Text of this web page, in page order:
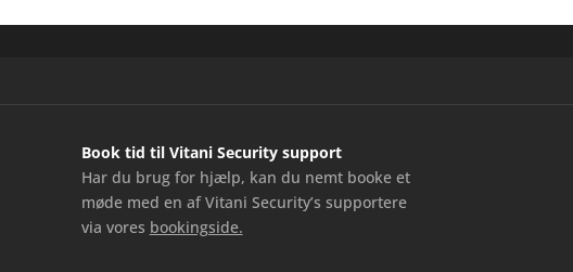
Book tid til Vitani Security support
Har du brug for hjælp, kan du nemt booke et
møde med en af Vitani Security’s supportere
via vores bookingside.